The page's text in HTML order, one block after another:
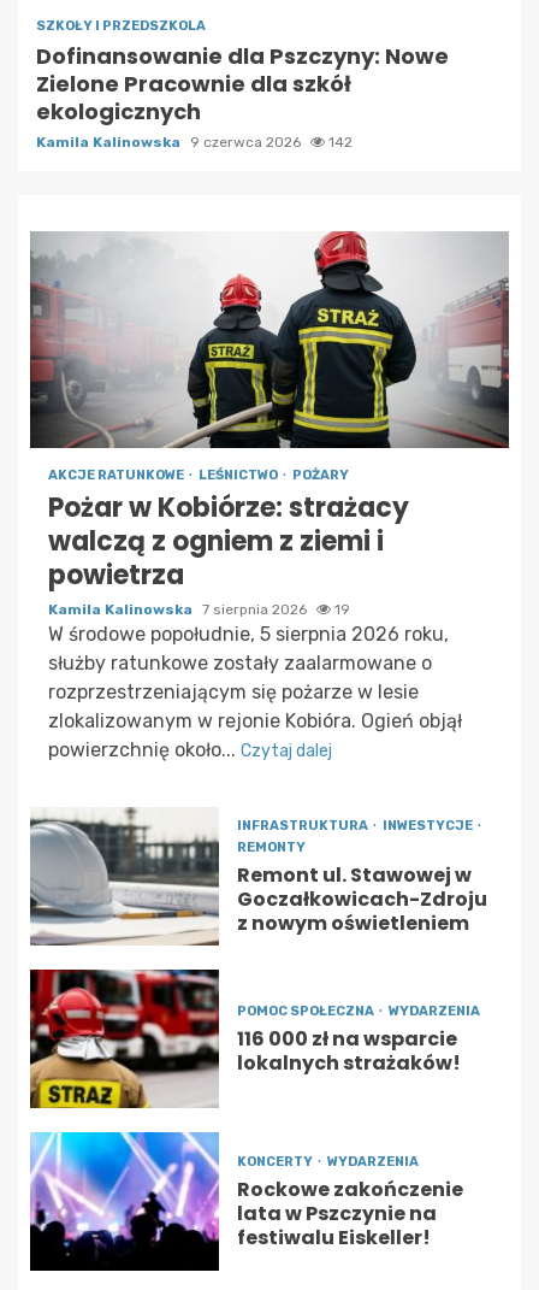
SZKOŁY I PRZEDSZKOLA
Dofinansowanie dla Pszczyny: Nowe
Zielone Pracownie dla szkół
ekologicznych
Kamila Kalinowska 9 czerwca 2026 142
AKCJE RATUNKOWE LEŚNICTWO POŻARY
Pożar w Kobiórze: strażacy
walczą z ogniem z ziemi i
powietrza
Kamila Kalinowska 7 sierpnia 2026 19
W środowe popołudnie, 5 sierpnia 2026 roku,
służby ratunkowe zostały zaalarmowane o
rozprzestrzeniającym się pożarze w lesie
zlokalizowanym w rejonie Kobióra. Ogień objął
powierzchnię około... Czytaj dalej
INFRASTRUKTURA
INWESTYCJE
REMONTY
Remont ul. Stawowej w
Goczałkowicach-Zdroju
z nowym oświetleniem
POMOC SPOŁECZNA WYDARZENIA
116 000 zł na wsparcie
lokalnych strażaków!
KONCERTY WYDARZENIA
Rockowe zakończenie
lata w Pszczynie na
festiwalu Eiskeller!